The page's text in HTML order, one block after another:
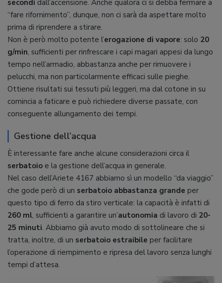
secondi dall’accensione. Anche qualora ci si debba fermare a
“fare rifornimento”, dunque, non ci sarà da aspettare molto
prima di riprendere a stirare.
Non è però molto potente l’erogazione di vapore: solo 20
g/min, sufficienti per rinfrescare i capi magari appesi da lungo
tempo nell’armadio, abbastanza anche per rimuovere i
pelucchi, ma non particolarmente efficaci sulle pieghe.
Ottiene risultati sui tessuti più leggeri, ma dal cotone in su
comincia a faticare e può richiedere diverse passate, con
conseguente allungamento dei tempi.
Gestione dell’acqua
È interessante fare anche alcune considerazioni circa il
serbatoio e la gestione dell’acqua in generale.
Nel caso dell’Ariete 4167 abbiamo sì un modello “da viaggio”
che gode però di un serbatoio abbastanza grande per
questo tipo di ferro da stiro verticale: la capacità è infatti di
260 ml, sufficienti a garantire un’autonomia di lavoro di 20-
25 minuti. Abbiamo già avuto modo di sottolineare che si
tratta, inoltre, di un serbatoio estraibile per facilitare
l’operazione di riempimento e ripresa del lavoro senza lunghi
tempi d’attesa.